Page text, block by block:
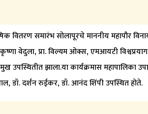
वितरण समारंभ सोलापूरचे माननीय महापौर
कृष्णा वेदुला, प्रा. विल्यम ओक्स, एमआयटी
उपस्थितीत झाला.या कार्यक्रमास
डॉ. दर्शन रुईकर, डॉ. आनंद शिंपी उपस्थित होते.